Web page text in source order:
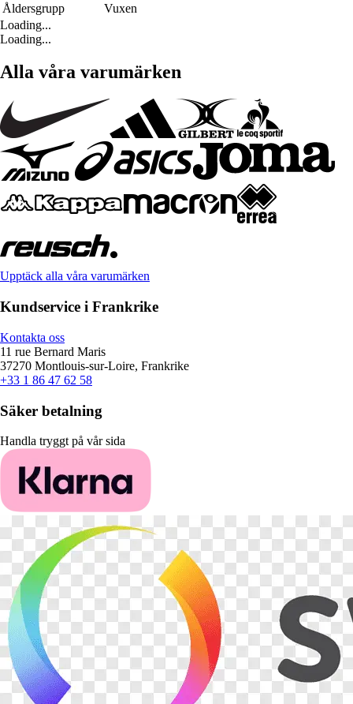
Åldersgrupp
Vuxen
Loading...
Loading...
Alla våra varumärken
Upptäck alla våra varumärken
Kundservice i Frankrike
Kontakta oss
11 rue Bernard Maris
37270 Montlouis-sur-Loire, Frankrike
+33 1 86 47 62 58
Säker betalning
Handla tryggt på vår sida